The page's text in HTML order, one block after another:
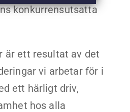
konkurrensutsatta
är ett resultat av det
vi arbetar för i
ett härligt driv,
hos alla